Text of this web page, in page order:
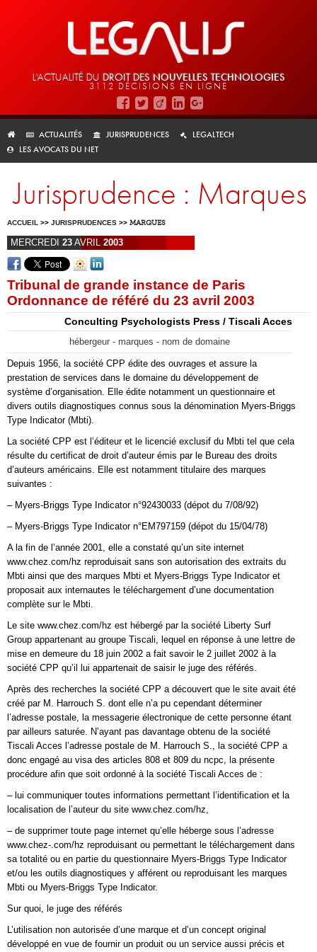
L'ACTUALITÉ DU DROIT DES NOUVELLES TECHNOLOGIES
3112 DÉCISIONS EN LIGNE
ACTUALITÉS JURISPRUDENCES
LEGALTECH
LES AVOCATS DU NET
Jurisprudence : Marques
ACCUEIL >> JURISPRUDENCES >> MARQUES
MERCREDI 23 AVRIL 2003
Tribunal de grande instance de Paris
Ordonnance de référé du 23 avril 2003
Conculting Psychologists Press / Tiscali Acces
hébergeur - marques - nom de domaine
Depuis 1956, la société CPP édite des ouvrages et assure la
prestation de services dans le domaine du développement de
système d’organisation. Elle édite notamment un questionnaire et
divers outils diagnostiques connus sous la dénomination Myers-Briggs
Type Indicator (Mbti).
La société CPP est l’éditeur et le licencié exclusif du Mbti tel que cela
résulte du certificat de droit d’auteur émis par le Bureau des droits
d’auteurs américains. Elle est notamment titulaire des marques
suivantes :
– Myers-Briggs Type Indicator n°92430033 (dépot du 7/08/92)
– Myers-Briggs Type Indicator n°EM797159 (dépot du 15/04/78)
A la fin de l’année 2001, elle a constaté qu’un site internet
www.chez.com/hz reproduisait sans son autorisation des extraits du
Mbti ainsi que des marques Mbti et Myers-Briggs Type Indicator et
proposait aux internautes le téléchargement d’une documentation
complète sur le Mbti.
Le site www.chez.com/hz est hébergé par la société Liberty Surf
Group appartenant au groupe Tiscali, lequel en réponse à une lettre de
mise en demeure du 18 juin 2002 a fait savoir le 2 juillet 2002 à la
société CPP qu’il lui appartenait de saisir le juge des référés.
Après des recherches la société CPP a découvert que le site avait été
créé par M. Harrouch S. dont elle n’a pu cependant déterminer
l’adresse postale, la messagerie électronique de cette personne étant
par ailleurs saturée. N’ayant pas davantage obtenu de la société
Tiscali Acces l’adresse postale de M. Harrouch S., la société CPP a
donc engagé au visa des articles 808 et 809 du ncpc, la présente
procédure afin que soit ordonné à la société Tiscali Acces de :
– lui communiquer toutes informations permettant l’identification et la
localisation de l’auteur du site www.chez.com/hz,
– de supprimer toute page internet qu’elle héberge sous l’adresse
www.chez-.com/hz reproduisant ou permettant le téléchargement dans
sa totalité ou en partie du questionnaire Myers-Briggs Type Indicator
et/ou les outils diagnostiques y afférent ou reproduisant les marques
Mbti ou Myers-Briggs Type Indicator.
Sur quoi, le juge des référés
L’utilisation non autorisée d’une marque et d’un concept original
développé en vue de fournir un produit ou un service aussi précis et